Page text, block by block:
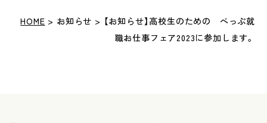
HOME > お知らせ > 【お知らせ】高校生のための べっぷ就
職お仕事フェア2023に参加します。